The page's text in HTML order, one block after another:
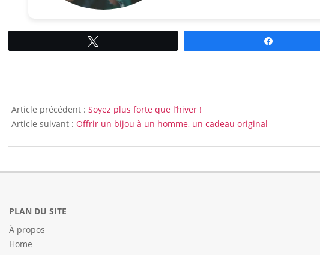
10-
10
Article précédent : Soyez plus forte que l’hiver !
Article suivant : Offrir un bijou à un homme, un cadeau original
PLAN DU SITE
À propos
Home